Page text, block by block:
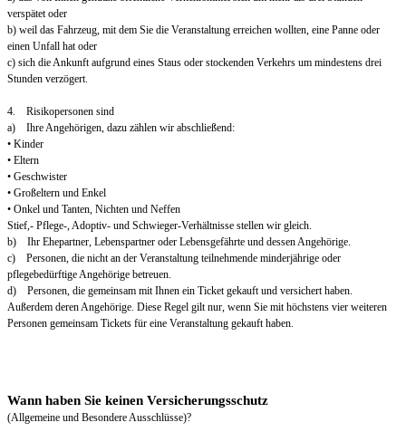
verspätet oder
b) weil das Fahrzeug, mit dem Sie die Veranstaltung erreichen wollten, eine Panne oder
einen Unfall hat oder
c) sich die Ankunft aufgrund eines Staus oder stockenden Verkehrs um mindestens drei
Stunden verzögert.
4. Risikopersonen sind
a) Ihre Angehörigen, dazu zählen wir abschließend:
• Kinder
• Eltern
• Geschwister
• Großeltern und Enkel
• Onkel und Tanten, Nichten und Neffen
Stief,- Pflege-, Adoptiv- und Schwieger-Verhältnisse stellen wir gleich.
b) Ihr Ehepartner, Lebenspartner oder Lebensgefährte und dessen Angehörige.
c) Personen, die nicht an der Veranstaltung teilnehmende minderjährige oder
pflegebedürftige Angehörige betreuen.
d) Personen, die gemeinsam mit Ihnen ein Ticket gekauft und versichert haben.
Außerdem deren Angehörige. Diese Regel gilt nur, wenn Sie mit höchstens vier weiteren
Personen gemeinsam Tickets für eine Veranstaltung gekauft haben.
Wann haben Sie keinen Versicherungsschutz
(Allgemeine und Besondere Ausschlüsse)?